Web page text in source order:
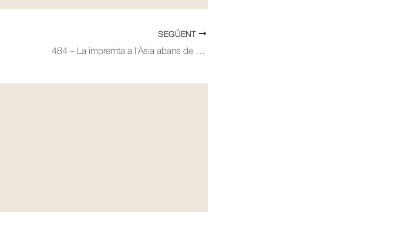
SEGÜENT
484 – La impremta a l’Àsia abans de Gutenberg